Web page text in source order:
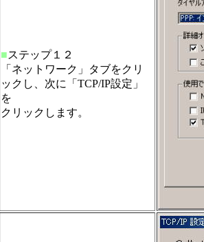
■ステップ１２
「ネットワーク」タブをクリ
ックし、次に「TCP/IP設定」
を
クリックします。